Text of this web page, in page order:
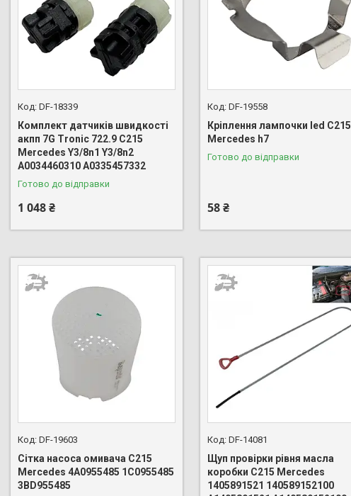
DF-18339
Комплект датчиків швидкості
акпп 7G Tronic 722.9 C215
Mercedes Y3/8n1 Y3/8n2
A0034460310 A0335457332
Готово до відправки
1 048 ₴
DF-19558
Кріплення лампочки led C215
Mercedes h7
Готово до відправки
58 ₴
DF-19603
Сітка насоса омивача C215
Mercedes 4A0955485 1C0955485
3BD955485
DF-14081
Щуп провірки рівня масла
коробки C215 Mercedes
1405891521 140589152100